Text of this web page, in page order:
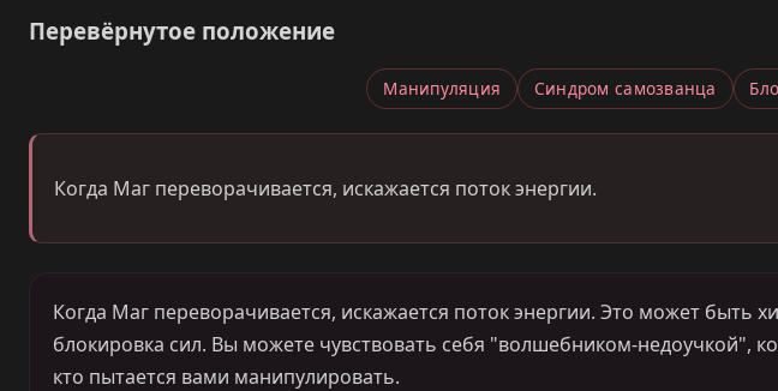
Перевёрнутое положение
Манипуляция Синдром самозванца
Когда Маг переворачивается, искажается поток энергии.
Когда Маг переворачивается, искажается поток энергии. Это может быть
блокировка сил. Вы можете чувствовать себя "волшебником-недоучкой",
кто пытается вами манипулировать.